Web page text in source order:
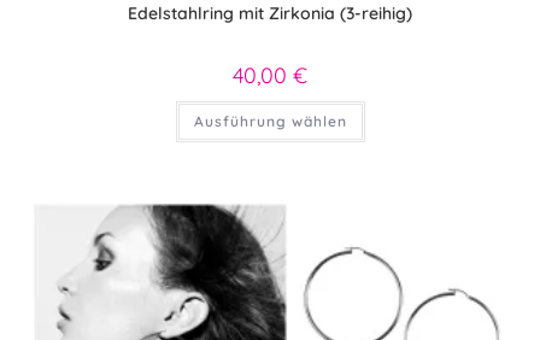
Edelstahlring mit Zirkonia (3-reihig)
40,00 €
Ausführung wählen
Dieses
weist
auf
der
Produktseite
gewählt
werden